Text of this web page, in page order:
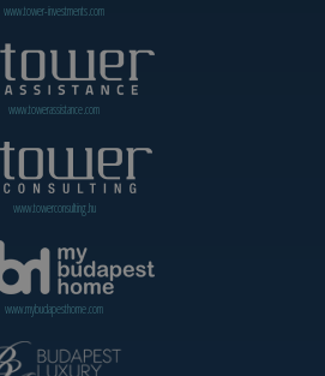
www.tower-investments.com
www.towerassistance.com
www.towerconsulting.hu
www.mybudapesthome.com